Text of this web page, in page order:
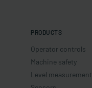
PRODUCTS
Operator controls
Machine safety
Level measurement